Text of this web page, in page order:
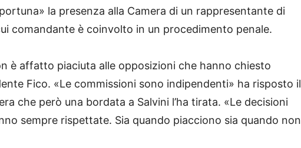
la presenza alla Camera di un rappresentante di
comandante è coinvolto in un procedimento penale.
è affatto piaciuta alle opposizioni che hanno chiesto
Fico. «Le commissioni sono indipendenti» ha risposto il
che però una bordata a Salvini l’ha tirata. «Le decisioni
sempre rispettate. Sia quando piacciono sia quando non